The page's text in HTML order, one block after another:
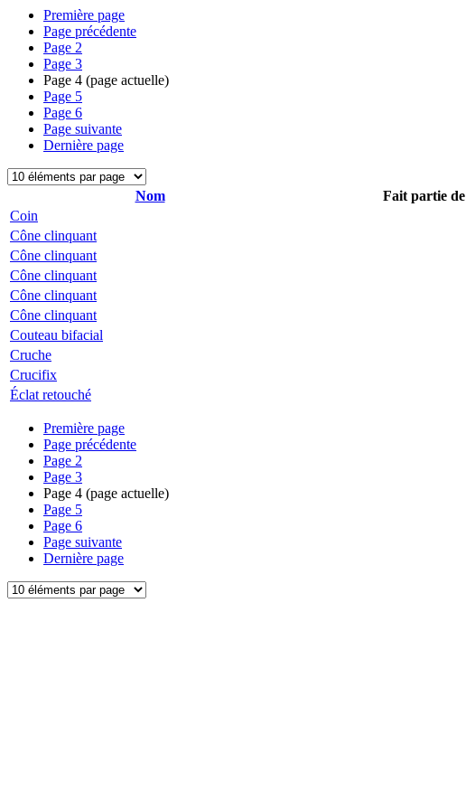
Première page
Page précédente
Page 2
Page 3
Page 4 (page actuelle)
Page 5
Page 6
Page suivante
Dernière page
Nom Fait partie de
Coin
Cône clinquant
Cône clinquant
Cône clinquant
Cône clinquant
Cône clinquant
Couteau bifacial
Cruche
Crucifix
Éclat retouché
Première page
Page précédente
Page 2
Page 3
Page 4 (page actuelle)
Page 5
Page 6
Page suivante
Dernière page